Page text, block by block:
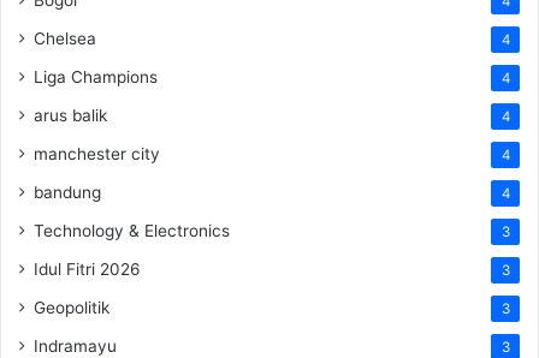
Chelsea 4
Liga Champions 4
arus balik 4
manchester city 4
bandung 4
Technology & Electronics 3
Idul Fitri 2026 3
Geopolitik 3
Indramayu 3